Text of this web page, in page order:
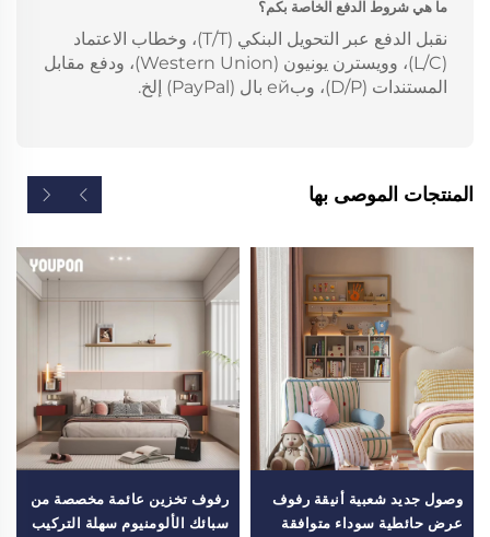
ما هي شروط الدفع الخاصة بكم؟
نقبل الدفع عبر التحويل البنكي (T/T)، وخطاب الاعتماد
(L/C)، وويسترن يونيون (Western Union)، ودفع مقابل
المستندات (D/P)، وبей بال (PayPal) إلخ.
المنتجات الموصى بها
وصول جديد شعبية أنيقة رفوف
عرض حائطية سوداء متوافقة
رفوف تخزين عائمة مخصصة من
سبائك الألومنيوم سهلة التركيب